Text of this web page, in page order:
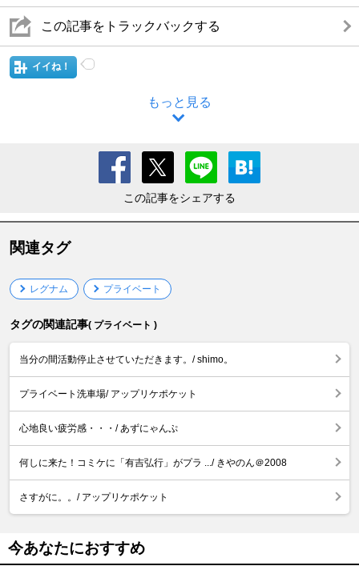
この記事をトラックバックする
イイね！
もっと見る
この記事をシェアする
関連タグ
レグナム プライベート
タグの関連記事( プライベート )
当分の間活動停止させていただきます。/ shimo。
プライベート洗車場/ アップリケポケット
心地良い疲労感・・・/ あずにゃんぷ
何しに来た！コミケに「有吉弘行」がプラ .../ きやのん＠2008
さすがに。。/ アップリケポケット
今あなたにおすすめ